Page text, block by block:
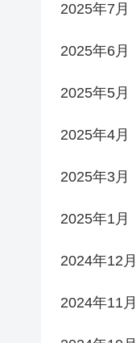
2025年7月
2025年6月
2025年5月
2025年4月
2025年3月
2025年1月
2024年12月
2024年11月